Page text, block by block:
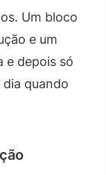
Um bloco
e um
e depois só
quando